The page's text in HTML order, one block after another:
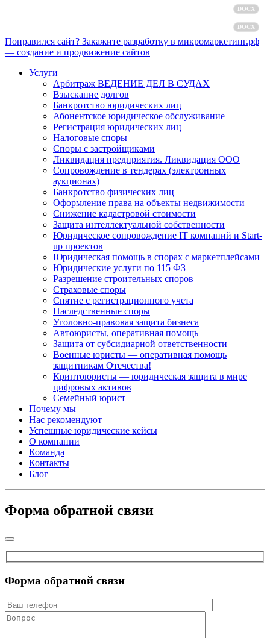
DOCX
DOCX
Понравился сайт? Закажите разработку в микромаркетинг.рф
— создание и продвижение сайтов
Услуги
Арбитраж ВЕДЕНИЕ ДЕЛ В СУДАХ
Взыскание долгов
Банкротство юридических лиц
Абонентское юридическое обслуживание
Регистрация юридических лиц
Налоговые споры
Споры с застройщиками
Ликвидация предприятия. Ликвидация ООО
Сопровождение в тендерах (электронных
аукционах)
Банкротство физических лиц
Оформление права на объекты недвижимости
Снижение кадастровой стоимости
Защита интеллектуальной собственности
Юридическое сопровождение IT компаний и Start-
up проектов
Юридическая помощь в спорах с маркетплейсами
Юридические услуги по 115 ФЗ
Разрешение строительных споров
Страховые споры
Снятие с регистрационного учета
Наследственные споры
Уголовно-правовая защита бизнеса
Автоюристы, оперативная помощь
Защита от субсидиарной ответственности
Военные юристы — оперативная помощь
защитникам Отечества!
Криптоюристы — юридическая защита в мире
цифровых активов
Семейный юрист
Почему мы
Нас рекомендуют
Успешные юридические кейсы
О компании
Команда
Контакты
Блог
Форма обратной связи
Форма обратной связи